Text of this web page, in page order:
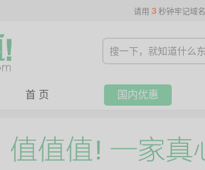
请用 3 秒钟牢记域名
首 页 国内优惠